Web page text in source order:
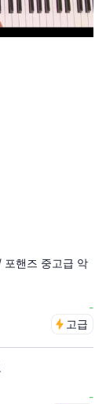
핸즈 중고급 악
-
고급
-